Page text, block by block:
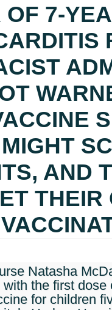
OF 7-
AND
THEIR
Natasha
the first
for children